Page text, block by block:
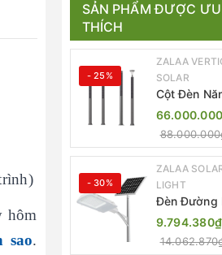
hôm
sao.
SẢN PHẨM ĐƯỢC ƯU
THÍCH
- 25%
ZALAA
SOLAR
Cột Đèn
Lượng Mặt
Thông Minh
YYDS-360
Jsc
- 30%
ZALAA
LIGHT
Đèn Đường
Lượng Mặt
Thông Minh
Khiển MPPT
9.794.380₫